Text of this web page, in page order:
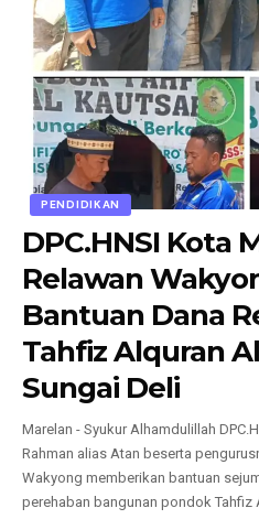
PENDIDIKAN
DPC.HNSI Kota
Relawan
Bantuan Dana
Tahfiz Alquran
Sungai Deli
Marelan - Syukur Alhamdulillah
Rahman alias Atan beserta
Wakyong memberikan bantuan
perehaban bangunan pondok Tahfiz